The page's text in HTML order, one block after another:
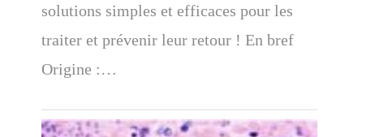
solutions simples et efficaces pour les
traiter et prévenir leur retour ! En bref
Origine :…